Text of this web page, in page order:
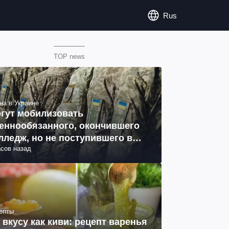
Rus
TOP news
в Украине
мобилизовать
окончившего
но не поступившего в
объяснение юриста
назад
как киви: рецепт варенья